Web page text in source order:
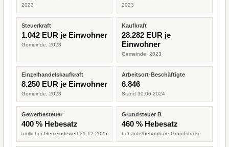
2023 2023
Steuerkraft
1.042 EUR je Einwohner
Gemeinde, 2023
Kaufkraft
28.282 EUR je
Einwohner
Gemeinde, 2023
Einzelhandelskaufkraft
8.250 EUR je Einwohner
Gemeinde, 2023
Arbeitsort-Beschäftigte
6.846
Stand 30.06.2024
Gewerbesteuer
400 % Hebesatz
amtlicher Gemeindewert 31.12.2025
Grundsteuer B
460 % Hebesatz
bebaute/bebaubare Grundstücke